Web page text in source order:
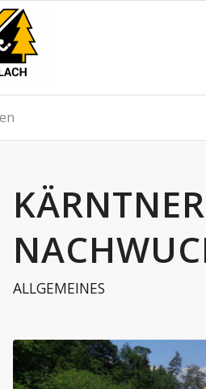
ALLGEMEINES